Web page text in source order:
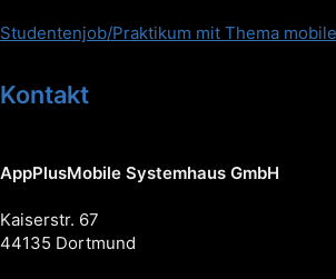
Studentenjob/Praktikum mit Thema
Kontakt
AppPlusMobile Systemhaus GmbH
Kaiserstr. 67
44135 Dortmund